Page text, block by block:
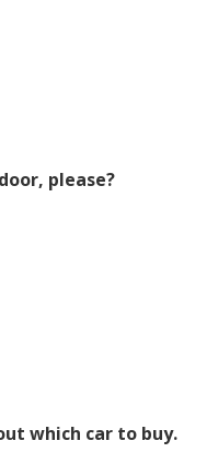
please?
which car to buy.